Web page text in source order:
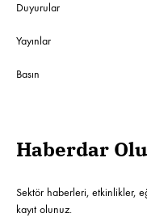
Duyurular
Yayınlar
Basın
Haberdar
Sektör haberleri, etkinlikler,
kayıt olunuz.